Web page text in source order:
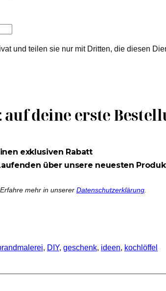
und teilen sie nur mit Dritten, die diesen
auf deine erste
exklusiven Rabatt
über unsere neuesten
mehr in unserer Datenschutzerklärung
, DIY, geschenk, ideen, kochlöffel